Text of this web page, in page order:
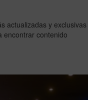
actualizadas y exclusivas
encontrar contenido